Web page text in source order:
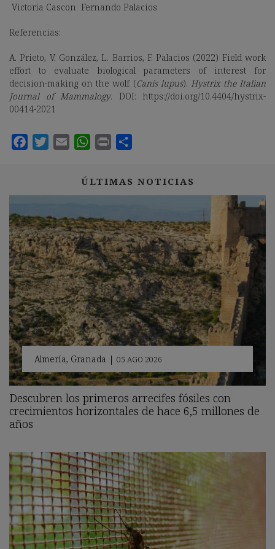
Victoria Cascon Fernando Palacios
Referencias:
A. Prieto, V. González, L. Barrios, F. Palacios (2022) Field work
effort to evaluate biological parameters of interest for
decision-making on the wolf (Canis lupus). Hystrix the Italian
Journal of Mammalogy. DOI: https://doi.org/10.4404/hystrix-
00414-2021
ÚLTIMAS NOTICIAS
Almería, Granada | 05 AGO 2026
Descubren los primeros arrecifes fósiles con
crecimientos horizontales de hace 6,5 millones de
años